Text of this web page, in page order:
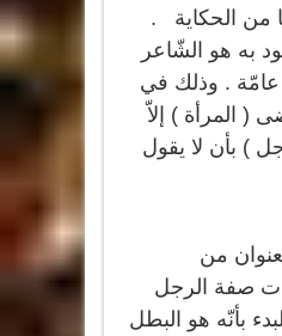
من الحكاية .
به هو الشّاعر
عامّة . وذلك في
( المرأة ) إلاّ
) بأن لا يقول
من
صفة الرجل
بأنّه هو البطل